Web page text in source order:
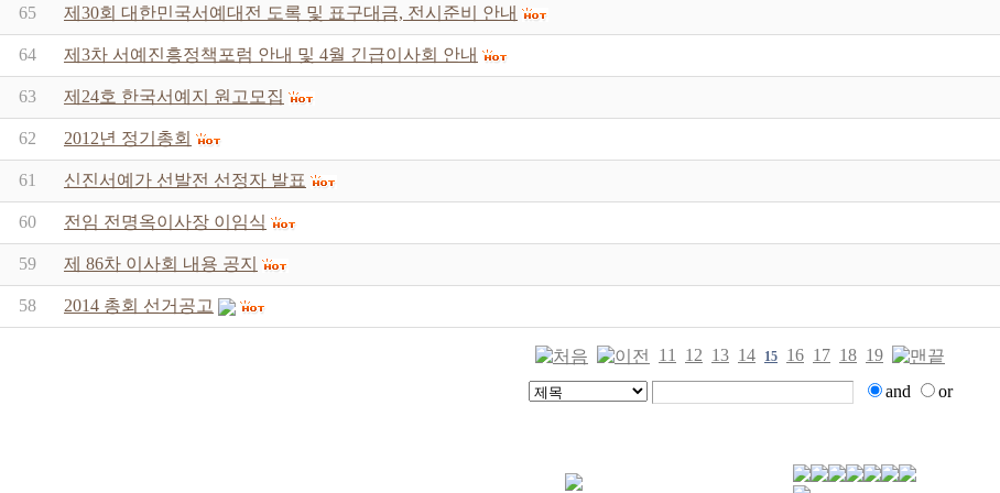
65 제30회 대한민국서예대전 도록 및 표구대금, 전시준비 안내
64 제3차 서예진흥정책포럼 안내 및 4월 긴급이사회 안내
63 제24호 한국서예지 원고모집
62 2012년 정기총회
61 신진서예가 선발전 선정자 발표
60 전임 전명옥이사장 이임식
59 제 86차 이사회 내용 공지
58 2014 총회 선거공고
11 12 13 14 15 16 17 18 19
and
or